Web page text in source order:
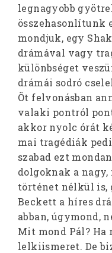
legnagyobb
összehasonlítunk
mondjuk, egy
drámával vagy
különbséget
drámái sodró
Öt felvonásban
valaki pontról
akkor nyolc órát
mai tragédiák
szabad ezt
dolgoknak a
történet nélkül is,
Beckett a híres
abban, úgymond,
Mit mond Pál? Ha
lelkiismeret. De